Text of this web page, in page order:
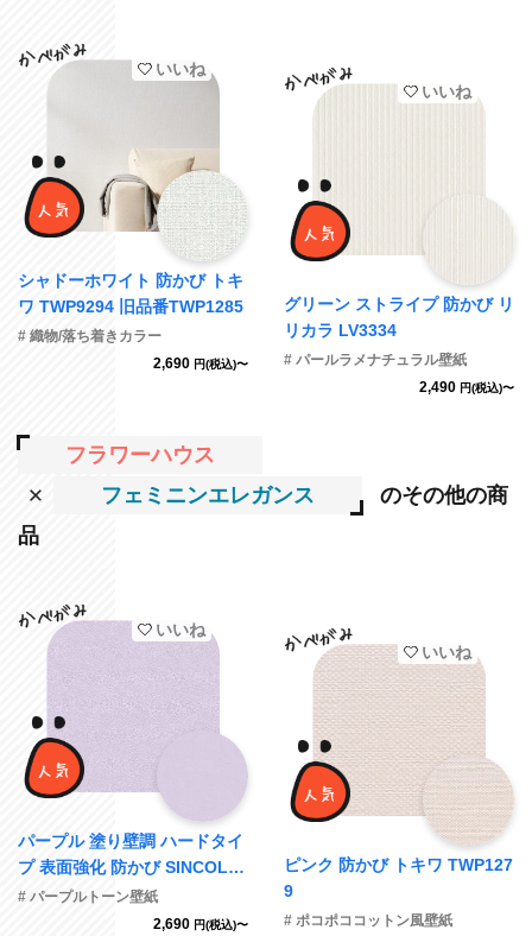
いいね
シャドーホワイト 防かび トキ
ワ TWP9294 旧品番TWP1285
# 織物/落ち着きカラー
2,690 円(税込)〜
いいね
グリーン ストライプ 防かび リ
リカラ LV3334
# パールラメナチュラル壁紙
2,490 円(税込)〜
フラワーハウス
フェミニンエレガンス
のその他の商
品
いいね
パープル 塗り壁調 ハードタイ
プ 表面強化 防かび SINCOL B
B2358 旧品番BB8264
# パープルトーン壁紙
2,690 円(税込)〜
いいね
ピンク 防かび トキワ TWP127
9
# ポコポココットン風壁紙